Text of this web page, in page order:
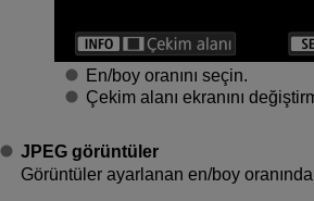
En/boy oranını seçin.
Çekim alanı ekranını
JPEG görüntüler
Görüntüler ayarlanan en/boy